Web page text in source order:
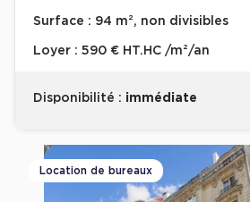
Surface : 94 m², non divisibles
Loyer : 590 € HT.HC /m²/an
Disponibilité : immédiate
Location de bureaux